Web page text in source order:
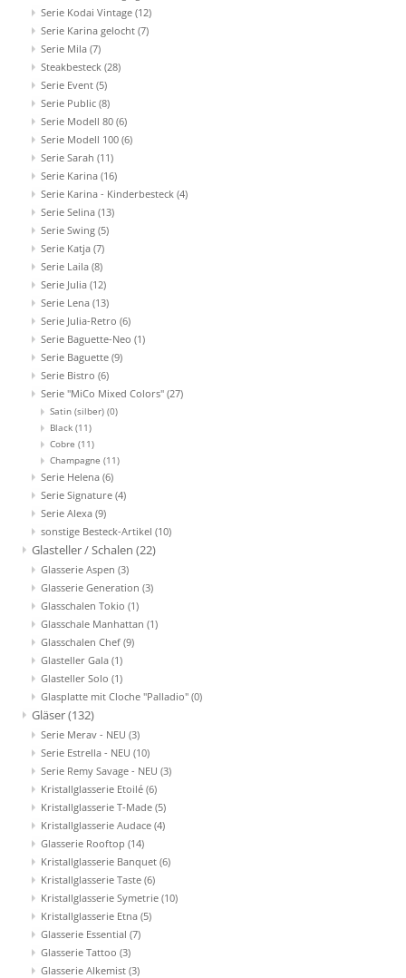
Serie Kodai Vintage (12)
Serie Karina gelocht (7)
Serie Mila (7)
Steakbesteck (28)
Serie Event (5)
Serie Public (8)
Serie Modell 80 (6)
Serie Modell 100 (6)
Serie Sarah (11)
Serie Karina (16)
Serie Karina - Kinderbesteck (4)
Serie Selina (13)
Serie Swing (5)
Serie Katja (7)
Serie Laila (8)
Serie Julia (12)
Serie Lena (13)
Serie Julia-Retro (6)
Serie Baguette-Neo (1)
Serie Baguette (9)
Serie Bistro (6)
Serie "MiCo Mixed Colors" (27)
Satin (silber) (0)
Black (11)
Cobre (11)
Champagne (11)
Serie Helena (6)
Serie Signature (4)
Serie Alexa (9)
sonstige Besteck-Artikel (10)
Glasteller / Schalen (22)
Glasserie Aspen (3)
Glasserie Generation (3)
Glasschalen Tokio (1)
Glasschale Manhattan (1)
Glasschalen Chef (9)
Glasteller Gala (1)
Glasteller Solo (1)
Glasplatte mit Cloche "Palladio" (0)
Gläser(132)
Serie Merav - NEU (3)
Serie Estrella - NEU (10)
Serie Remy Savage - NEU (3)
Kristallglasserie Etoilé (6)
Kristallglasserie T-Made (5)
Kristallglasserie Audace (4)
Glasserie Rooftop (14)
Kristallglasserie Banquet (6)
Kristallglasserie Taste (6)
Kristallglasserie Symetrie (10)
Kristallglasserie Etna (5)
Glasserie Essential (7)
Glasserie Tattoo (3)
Glasserie Alkemist (3)